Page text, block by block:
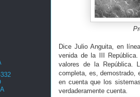
Dice Julio Anguita, en
venida de la III
valores de la República.
completa, es, demostrado,
en cuenta que los
verdaderamente cuenta.